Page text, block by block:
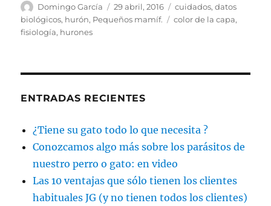
Autor
Domingo García
Publicado
el
29 abril, 2016 Categorías
cuidados,datos
biológicos, hurón, Pequeños mamíf. Etiquetas
color de la capa,
fisiología, hurones
ENTRADAS RECIENTES
¿Tiene su gato todo lo que necesita ?
Conozcamos algo más sobre los parásitos de
nuestro perro o gato: en video
Las 10 ventajas que sólo tienen los clientes
habituales JG (y no tienen todos los clientes)